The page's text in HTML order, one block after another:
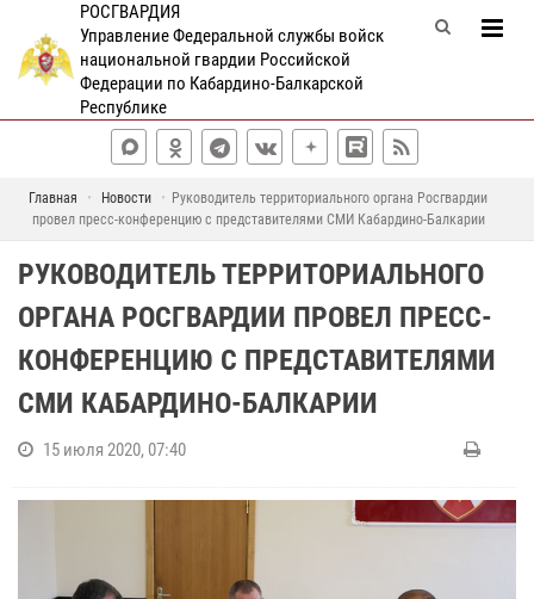
РОСГВАРДИЯ
Управление Федеральной службы войск
национальной гвардии Российской
Федерации по Кабардино-Балкарской
Республике
Главная Новости
Руководитель территориального органа Росгвардии
провел пресс-конференцию с представителями СМИ Кабардино-Балкарии
РУКОВОДИТЕЛЬ ТЕРРИТОРИАЛЬНОГО
ОРГАНА РОСГВАРДИИ ПРОВЕЛ ПРЕСС-
КОНФЕРЕНЦИЮ С ПРЕДСТАВИТЕЛЯМИ
СМИ КАБАРДИНО-БАЛКАРИИ
15 июля 2020, 07:40